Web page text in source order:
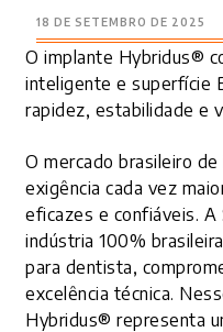
18 DE SETEMBRO DE 2025
O implante Hybridus®
inteligente e superfície
rapidez, estabilidade e
O mercado brasileiro
exigência cada vez
eficazes e confiáveis. A
indústria 100%
para dentista,
excelência técnica.
Hybridus® representa